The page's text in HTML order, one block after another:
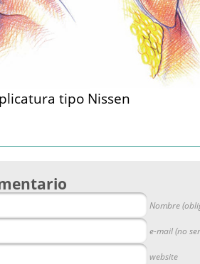
tipo Nissen
Nombre
e-mail (no
website